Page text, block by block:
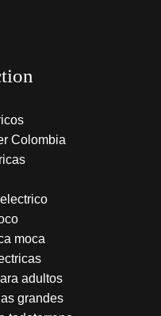
Colombia
moca
adultos
grandes